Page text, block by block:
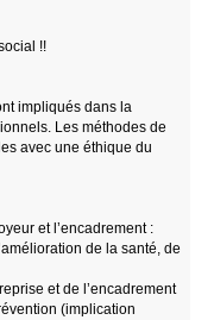
!!
impliqués dans la
Les méthodes de
avec une éthique du
et l’encadrement :
de la santé, de
et de l’encadrement
(implication